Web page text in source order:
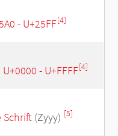
- U+25FF[4]
- U+FFFF[4]
(Zyyy) [5]